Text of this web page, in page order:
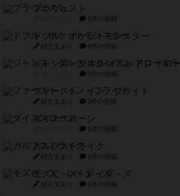
ブラヴェスト
1件の投稿
ドブル：ポケットモンスター
紹介文あり 4件の投稿
ジャンヌ・ダルク-オルレアン ドロ
5件の投稿
ファースト・イン・フライト
紹介文あり 3件の投稿
ダイススローン
1件の投稿
ガルフストライク
紹介文あり 1件の投稿
モズビ－ズ・レイダ－ズ
紹介文あり 1件の投稿